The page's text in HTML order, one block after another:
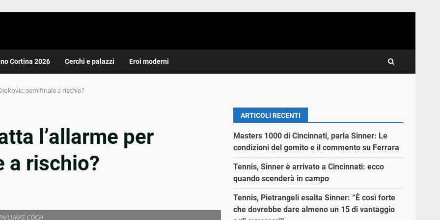
Cortina 2026 Cerchi e palazzi Eroi moderni
semifinale a rischio?
l’allarme per
a rischio?
LUKAS COCH
ARTICOLI RECENTI
Masters 1000 di Cincinnati, parla Sinner: Le
condizioni del gomito e il commento su Ferrara
Tennis, Sinner è arrivato a Cincinnati: ecco
quando scenderà in campo
Tennis, Pietrangeli esalta Sinner: “È così forte
che dovrebbe dare almeno un 15 di vantaggio